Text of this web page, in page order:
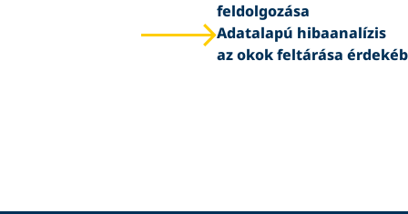
feldolgozása
Adatalapú hibaanalízis
az okok feltárása